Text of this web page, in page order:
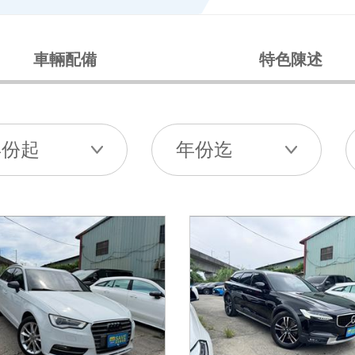
車輛配備 特色陳述